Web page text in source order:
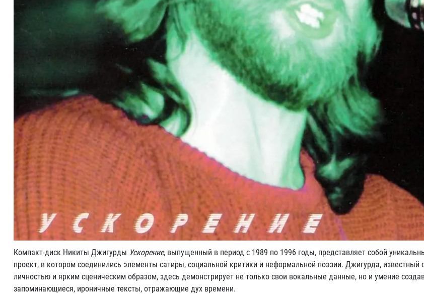
Компакт-диск Никиты Джигурды Ускорение, выпущенный в период с 1989 по 1996 годы, представляет собой
проект, в котором соединились элементы сатиры, социальной критики и неформальной поэзии. Джигурда, известный
личностью и ярким сценическим образом, здесь демонстрирует не только свои вокальные данные, но и умение
запоминающиеся, ироничные тексты, отражающие дух времени.